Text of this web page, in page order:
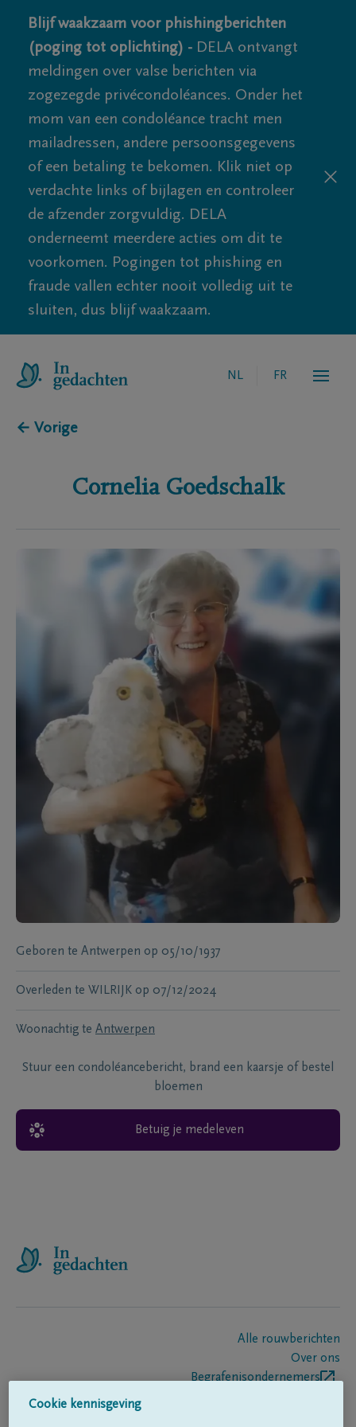
Blijf waakzaam voor phishingberichten
(poging tot oplichting) - DELA ontvangt
meldingen over valse berichten via
zogezegde privécondoléances. Onder het
mom van een condoléance tracht men
mailadressen, andere persoonsgegevens
of een betaling te bekomen. Klik niet op
verdachte links of bijlagen en controleer
de afzender zorgvuldig. DELA
onderneemt meerdere acties om dit te
voorkomen. Pogingen tot phishing en
fraude vallen echter nooit volledig uit te
sluiten, dus blijf waakzaam.
NL FR
← Vorige
Cornelia Goedschalk
Geboren te Antwerpen op 05/10/1937
Overleden te WILRIJK op 07/12/2024
Woonachtig te Antwerpen
Stuur een condoléancebericht, brand een kaarsje of bestel
bloemen
Betuig je medeleven
Alle rouwberichten
Over ons
Begrafenisondernemers
Cookie kennisgeving